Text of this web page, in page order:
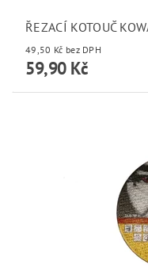
ŘEZACÍ KOTOUČ
49,50 Kč bez DPH
59,90 Kč